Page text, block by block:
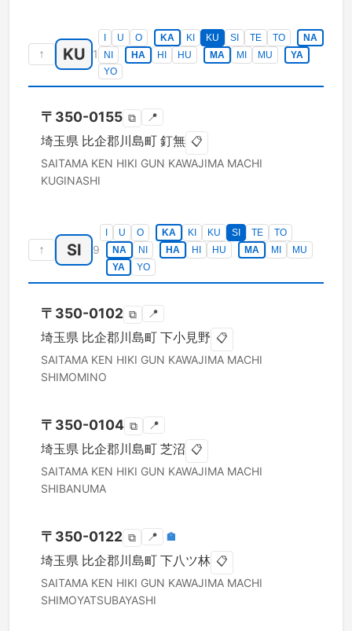
↑ KU 1
U O KA KI KU SI TE TO
NA
NI
HA HI HU MA MI MU
YA
YO
〒 350-0155 ⧉ 📍
埼玉県 比企郡川島町 釘無 📋
SAITAMA KEN HIKI GUN KAWAJIMA MACHI
KUGINASHI
↑ SI 9
U O KA KI KU SI TE
TO
NA
NI HA HI HU MA MI
MU
YA
YO
〒 350-0102 ⧉ 📍
埼玉県 比企郡川島町 下小見野 📋
SAITAMA KEN HIKI GUN KAWAJIMA MACHI
SHIMOMINO
〒 350-0104 ⧉ 📍
埼玉県 比企郡川島町 芝沼 📋
SAITAMA KEN HIKI GUN KAWAJIMA MACHI
SHIBANUMA
〒 350-0122 ⧉ 📍 🏣
埼玉県 比企郡川島町 下八ツ林 📋
SAITAMA KEN HIKI GUN KAWAJIMA MACHI
SHIMOYATSUBAYASHI